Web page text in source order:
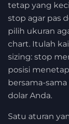
tetap yang
stop agar pas
pilih ukuran
chart. Itulah
sizing: stop
posisi
bersama-
dolar Anda.
Satu aturan